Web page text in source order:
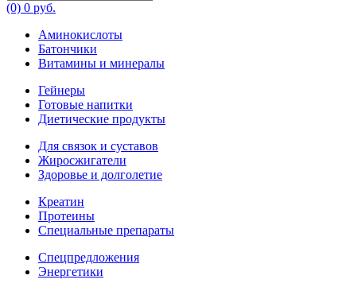
(0) 0 руб.
Аминокислоты
Батончики
Витамины и минералы
Гейнеры
Готовые напитки
Диетические продукты
Для связок и суставов
Жиросжигатели
Здоровье и долголетие
Креатин
Протеины
Специальные препараты
Спецпредложения
Энергетики